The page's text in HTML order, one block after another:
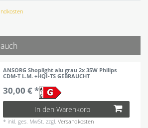
ANSORG Shoplight alu grau 2x 35W Philips
CDM-T L.M. +HQI-TS GEBRAUCHT
30,00 € *
In den Warenkorb
* inkl. ges. MwSt. zzgl.Versandkosten